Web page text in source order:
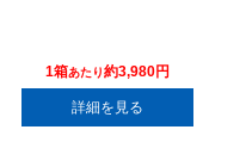
1箱あたり約3,980円
詳細を見る